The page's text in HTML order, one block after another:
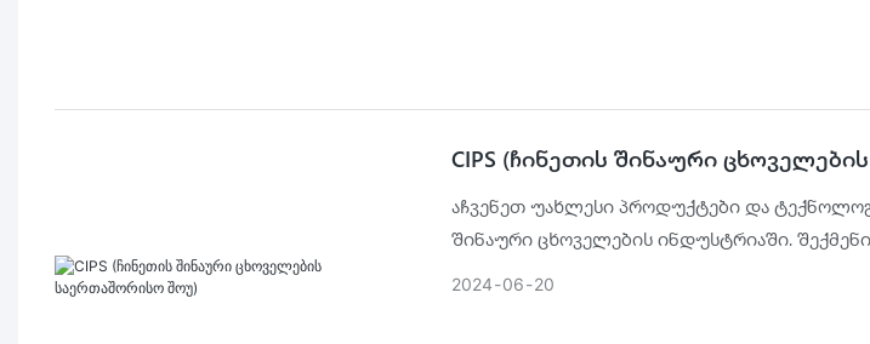
CIPS (ჩინეთის შინაური
აჩვენეთ უახლესი პროდუქტები და
შინაური ცხოველების ინდუსტრიაში.
თანამშრომლობის პლატფორმა შიდა და
2024 06 20